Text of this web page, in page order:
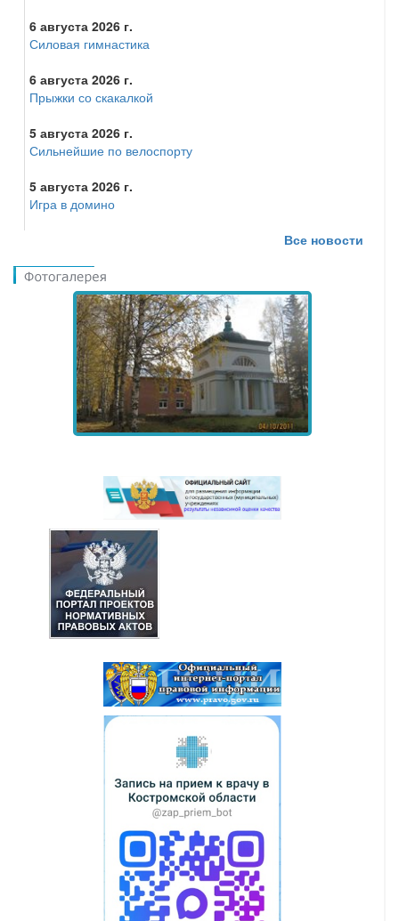
6 августа 2026 г.
Силовая гимнастика
6 августа 2026 г.
Прыжки со скакалкой
5 августа 2026 г.
Сильнейшие по велоспорту
5 августа 2026 г.
Игра в домино
Все новости